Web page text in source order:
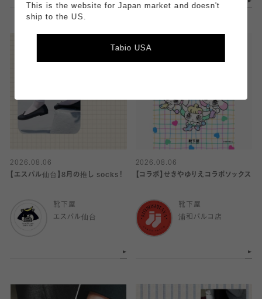
2026.08.06
【エスパル仙台】8月の推し socks！
靴下屋
エスパル仙台
2026.08.06
【コラボ】せきやゆりえコラボソックス
靴下屋
浦和パルコ店
This is the website for Japan market and doesn't
ship to the US.
Tabio USA